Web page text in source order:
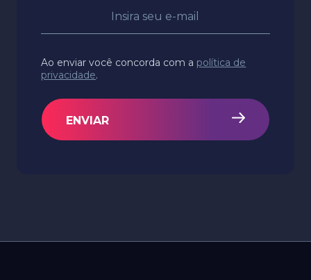
Ao enviar você concorda com a política de
privacidade.
ENVIAR